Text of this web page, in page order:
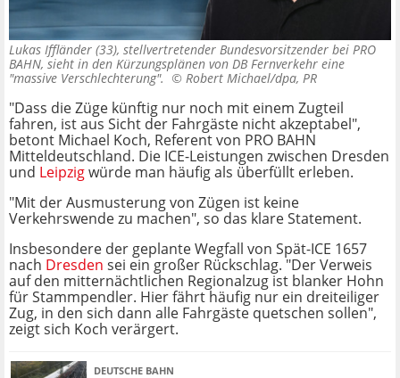
Lukas Iffländer (33), stellvertretender Bundesvorsitzender bei PRO
BAHN, sieht in den Kürzungsplänen von DB Fernverkehr eine
"massive Verschlechterung". © Robert Michael/dpa, PR
"Dass die Züge künftig nur noch mit einem Zugteil
fahren, ist aus Sicht der Fahrgäste nicht akzeptabel",
betont Michael Koch, Referent von PRO BAHN
Mitteldeutschland. Die ICE-Leistungen zwischen Dresden
und Leipzigwürde man häufig als überfüllt erleben.
"Mit der Ausmusterung von Zügen ist keine
Verkehrswende zu machen", so das klare Statement.
Insbesondere der geplante Wegfall von Spät-ICE 1657
nach Dresden sei ein großer Rückschlag. "Der Verweis
auf den mitternächtlichen Regionalzug ist blanker Hohn
für Stammpendler. Hier fährt häufig nur ein dreiteiliger
Zug, in den sich dann alle Fahrgäste quetschen sollen",
zeigt sich Koch verärgert.
DEUTSCHE BAHN